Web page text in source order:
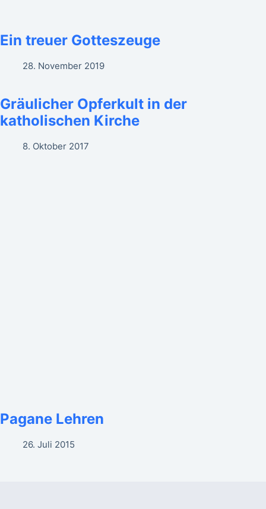
Ein treuer Gotteszeuge
28. November 2019
Gräulicher Opferkult in der
katholischen Kirche
8. Oktober 2017
Pagane Lehren
26. Juli 2015